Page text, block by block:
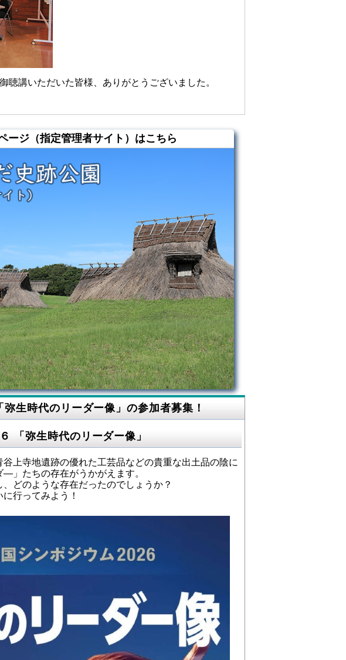
講いただいた皆様、ありがとうございました。
ージ（指定管理者サイト）はこちら
生時代のリーダー像」の参加者募集！
「弥生時代のリーダー像」
上寺地遺跡の優れた工芸品などの貴重な出土品の陰に
― 」たちの存在がうかがえます。
どのような存在だったのでしょうか？
に行ってみよう！